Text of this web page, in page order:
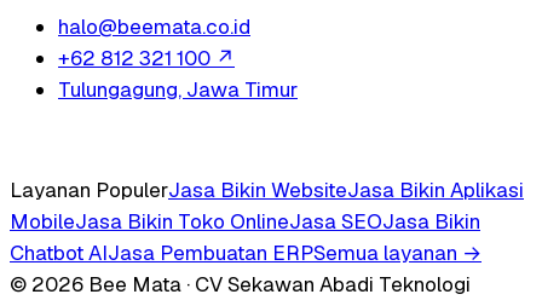
halo@beemata.co.id
+62 812 321 100 ↗
Tulungagung, Jawa Timur
Layanan PopulerJasa Bikin WebsiteJasa Bikin Aplikasi
MobileJasa Bikin Toko OnlineJasa SEOJasa Bikin
Chatbot AIJasa Pembuatan ERPSemua layanan →
© 2026 Bee Mata · CV Sekawan Abadi Teknologi